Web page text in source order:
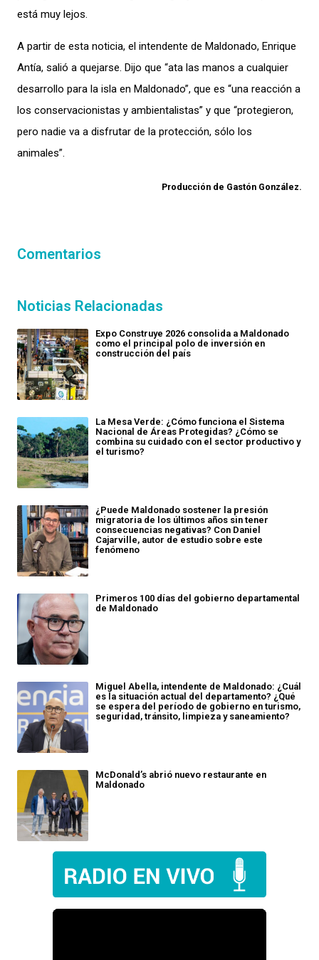
está muy lejos.
A partir de esta noticia, el intendente de Maldonado, Enrique
Antía, salió a quejarse. Dijo que “ata las manos a cualquier
desarrollo para la isla en Maldonado”, que es “una reacción a
los conservacionistas y ambientalistas” y que “protegieron,
pero nadie va a disfrutar de la protección, sólo los
animales”.
Producción de Gastón González.
Comentarios
Noticias Relacionadas
Expo Construye 2026 consolida a Maldonado
como el principal polo de inversión en
construcción del país
La Mesa Verde: ¿Cómo funciona el Sistema
Nacional de Áreas Protegidas? ¿Cómo se
combina su cuidado con el sector productivo y
el turismo?
¿Puede Maldonado sostener la presión
migratoria de los últimos años sin tener
consecuencias negativas? Con Daniel
Cajarville, autor de estudio sobre este
fenómeno
Primeros 100 días del gobierno departamental
de Maldonado
Miguel Abella, intendente de Maldonado: ¿Cuál
es la situación actual del departamento? ¿Qué
se espera del período de gobierno en turismo,
seguridad, tránsito, limpieza y saneamiento?
McDonald’s abrió nuevo restaurante en
Maldonado